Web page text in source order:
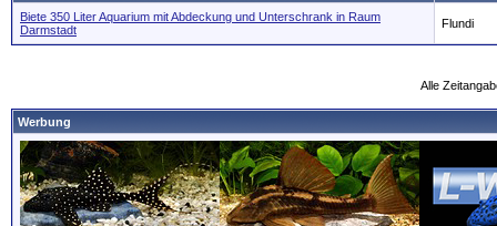
Biete 350 Liter Aquarium mit Abdeckung und Unterschrank in Raum
Darmstadt
Flundi
Alle
Werbung